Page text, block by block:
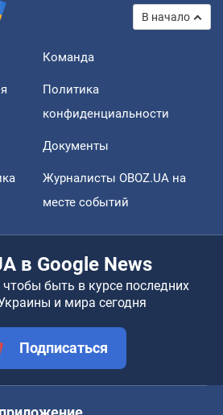
В начало
Команда
Политика
конфиденциальности
Документы
Журналисты OBOZ.UA на
месте событий
в Google News
быть в курсе последних
и мира сегодня
Подписаться